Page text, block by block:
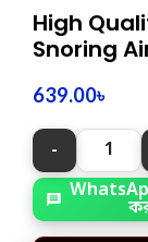
High
Snoring
639.00৳